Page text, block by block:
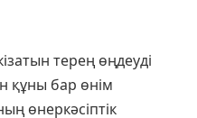
терең өңдеуді
құны бар өнім
өнеркәсіптік